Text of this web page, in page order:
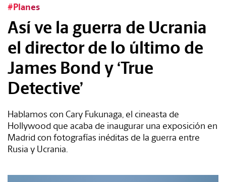
#Planes
Así ve la guerra de Ucrania
el director de lo último de
James Bond y ‘True
Detective’
Hablamos con Cary Fukunaga, el cineasta de
Hollywood que acaba de inaugurar una exposición en
Madrid con fotografías inéditas de la guerra entre
Rusia y Ucrania.
PLACERES
MUNDOS
REVISTA
Tags: